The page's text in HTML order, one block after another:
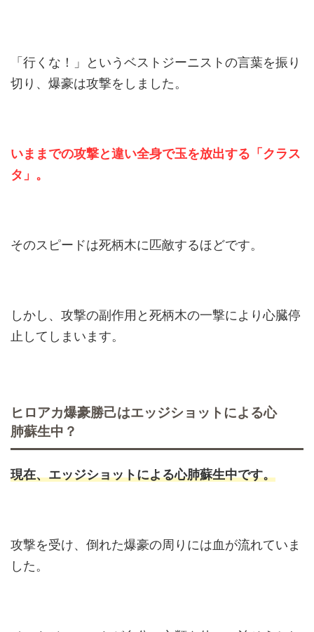
「行くな！」というベストジーニストの言葉を振り
切り、爆豪は攻撃をしました。
いままでの攻撃と違い全身で玉を放出する「クラス
タ」。
そのスピードは死柄木に匹敵するほどです。
しかし、攻撃の副作用と死柄木の一撃により心臓停
止してしまいます。
ヒロアカ爆豪勝己はエッジショットによる心
肺蘇生中？
現在、エッジショットによる心肺蘇生中です。
攻撃を受け、倒れた爆豪の周りには血が流れていま
した。